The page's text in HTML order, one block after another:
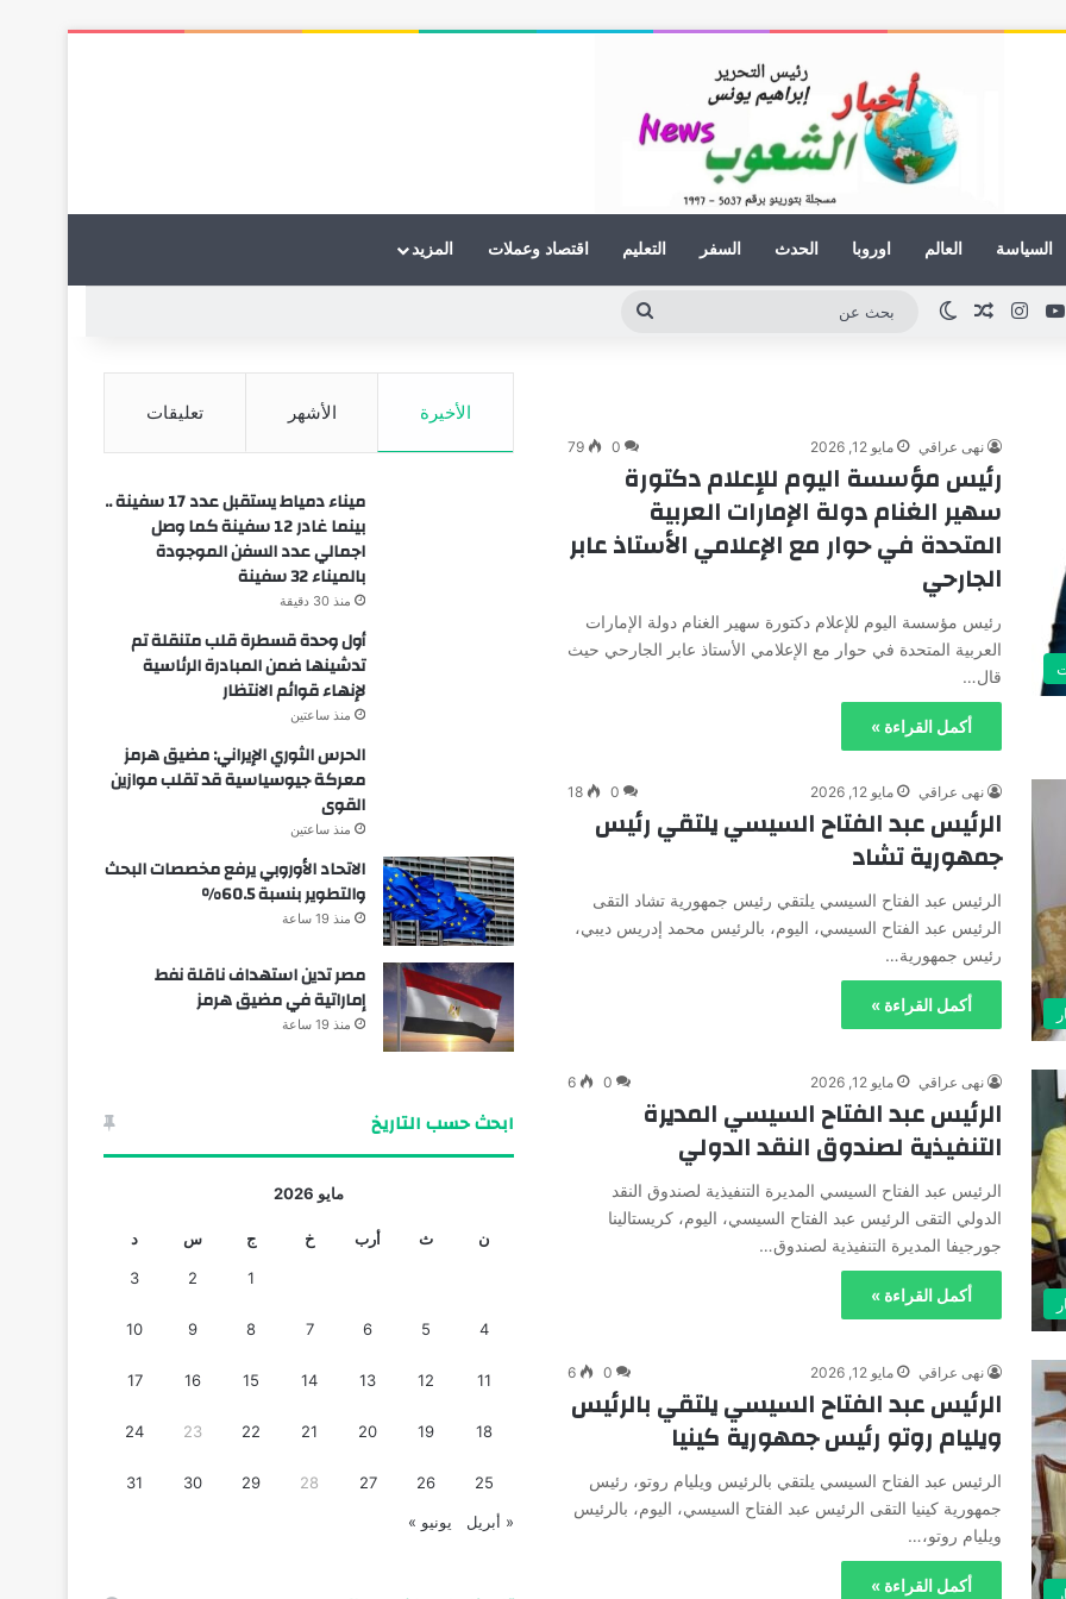
السياسة العالم اوروبا الحدث السفر التعليم اقتصاد وعملات المزيد
يوتيوب انستقراممقال عشوائي
الوضع المظلم
نهى عراقي مايو 12, 2026 0
79
رئيس مؤسسة اليوم للإعلام دكتورة
سهير الغنام دولة الإمارات العربية
المتحدة في حوار مع الإعلامي الأستاذ عابر
الجارحي
رئيس مؤسسة اليوم للإعلام دكتورة سهير الغنام دولة الإمارات
العربية المتحدة في حوار مع الإعلامي الأستاذ عابر الجارحي حيث
قال…
أكمل القراءة »
نهى عراقي مايو 12, 2026 0
18
الرئيس عبد الفتاح السيسي يلتقي رئيس
جمهورية تشاد
الرئيس عبد الفتاح السيسي يلتقي رئيس جمهورية تشاد التقى
الرئيس عبد الفتاح السيسي، اليوم، بالرئيس محمد إدريس ديبي،
رئيس جمهورية…
أكمل القراءة »
نهى عراقي مايو 12, 2026 0
6
الرئيس عبد الفتاح السيسي المديرة
التنفيذية لصندوق النقد الدولي
الرئيس عبد الفتاح السيسي المديرة التنفيذية لصندوق النقد
الدولي التقى الرئيس عبد الفتاح السيسي، اليوم، كريستالينا
جورجيفا المديرة التنفيذية لصندوق…
أكمل القراءة »
نهى عراقي مايو 12, 2026 0
6
الرئيس عبد الفتاح السيسي يلتقي بالرئيس
ويليام روتو رئيس جمهورية كينيا
الرئيس عبد الفتاح السيسي يلتقي بالرئيس ويليام روتو، رئيس
جمهورية كينيا التقى الرئيس عبد الفتاح السيسي، اليوم، بالرئيس
ويليام روتو،…
أكمل القراءة »
الأخيرة الأشهر تعليقات
ميناء دمياط يستقبل عدد 17 سفينة ..
بينما غادر 12 سفينة كما وصل
اجمالي عدد السفن الموجودة
بالميناء 32 سفينة
منذ 30 دقيقة
أول وحدة قسطرة قلب متنقلة تم
تدشينها ضمن المبادرة الرئاسية
لإنهاء قوائم الانتظار
منذ ساعتين
الحرس الثوري الإيراني: مضيق هرمز
معركة جيوسياسية قد تقلب موازين
القوى
منذ ساعتين
الاتحاد الأوروبي يرفع مخصصات البحث
والتطوير بنسبة 60.5%
منذ 19 ساعة
مصر تدين استهداف ناقلة نفط
إماراتية في مضيق هرمز
منذ 19 ساعة
ابحث حسب التاريخ
مايو 2026
ن ث أرب خ ج س د
1
2
3
4
5
6
7
8
9
10
11
12
13
14
15
16
17
18
19
20
21
22
23
24
25
26
27
28
29
30
31
« أبريل يونيو »